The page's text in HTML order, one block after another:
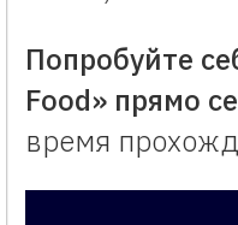
Попробуйте
Food» прямо
время